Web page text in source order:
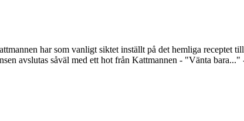
har som vanligt siktet inställt på det hemliga receptet
avslutas såväl med ett hot från Kattmannen - "Vänta bara..."